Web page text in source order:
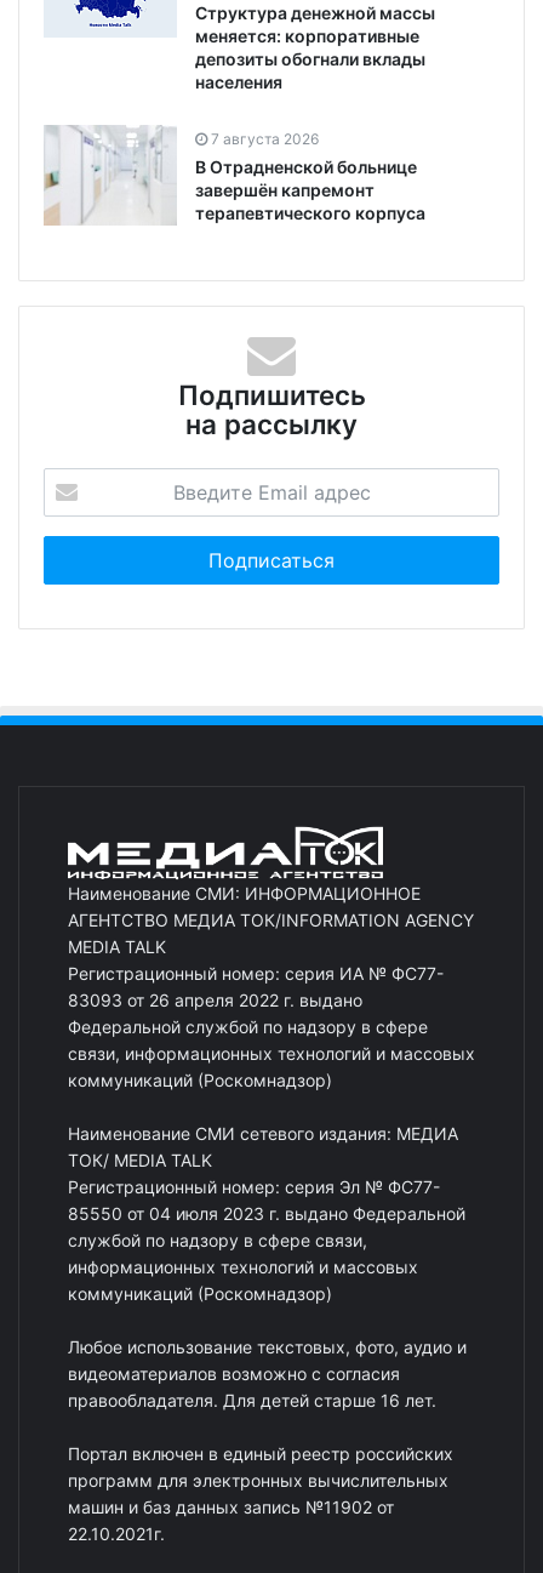
Структура денежной массы
меняется: корпоративные
депозиты обогнали вклады
населения
7 августа 2026
В Отрадненской больнице
завершён капремонт
терапевтического корпуса
Подпишитесь
на рассылку
Наименование СМИ: ИНФОРМАЦИОННОЕ
АГЕНТСТВО МЕДИА ТОК/INFORMATION AGENCY
MEDIA TALK
Регистрационный номер: серия ИА № ФС77-
83093 от 26 апреля 2022 г. выдано
Федеральной службой по надзору в сфере
связи, информационных технологий и массовых
коммуникаций (Роскомнадзор)
Наименование СМИ сетевого издания: МЕДИА
ТОК/ MEDIA TALK
Регистрационный номер: серия Эл № ФС77-
85550 от 04 июля 2023 г. выдано Федеральной
службой по надзору в сфере связи,
информационных технологий и массовых
коммуникаций (Роскомнадзор)
Любое использование текстовых, фото, аудио и
видеоматериалов возможно с согласия
правообладателя. Для детей старше 16 лет.
Портал включен в единый реестр российских
программ для электронных вычислительных
машин и баз данных запись №11902 от
22.10.2021г.